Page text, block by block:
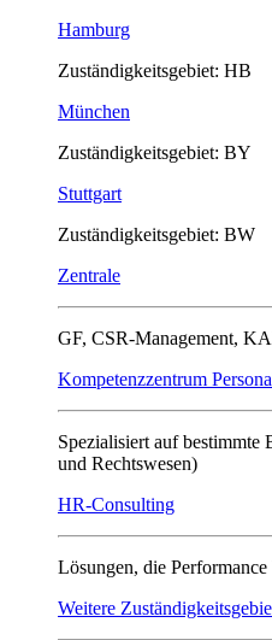
Hamburg
Zuständigkeitsgebiet: HB
München
Zuständigkeitsgebiet: BY
Stuttgart
Zuständigkeitsgebiet: BW
Zentrale
GF, CSR-Management,
Kompetenzzentrum
Spezialisiert auf bestimmte
und Rechtswesen)
HR-Consulting
Lösungen, die Performance
Weitere